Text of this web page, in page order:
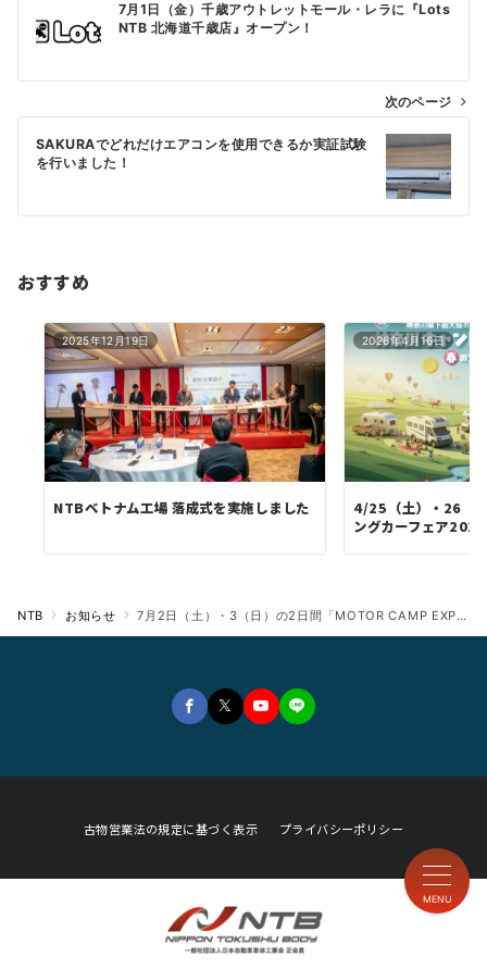
稿
ビ
ゲ
ー
ョ
7月1日（金）千歳アウトレットモール・レラに『Lots
NTB 北海道千歳店』オープン！
次のページ
SAKURAでどれだけエアコンを使用できるか実証試験
を行いました！
おすすめ
2025年12月19日
NTBベトナム工場 落成式を実施しました
2026年4月16日
4/25（土）・26（
ングカーフェア
NTB お知らせ 7月2日（土）・3（日）の2日間「MOTOR CAMP EXPO in 万博記念公園」に出展
古物営業法の規定に基づく表示 プライバシーポリシー
MENU